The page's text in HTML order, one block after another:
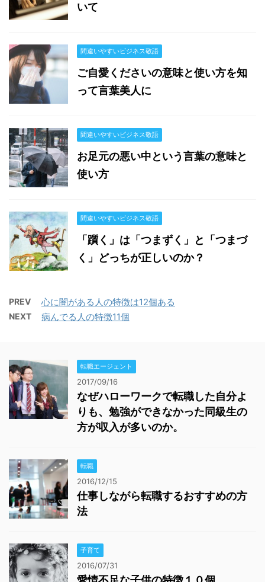
いて
間違いやすいビジネス敬語
ご自愛くださいの意味と使い方を知
って言葉美人に
間違いやすいビジネス敬語
お足元の悪い中という言葉の意味と
使い方
間違いやすいビジネス敬語
「躓く」は「つまずく」と「つまづ
く」どっちが正しいのか？
PREV 心に闇がある人の特徴は12個ある
NEXT 病んでる人の特徴11個
転職エージェント
2017/09/16
なぜハローワークで転職した自分よ
りも、勉強ができなかった同級生の
方が収入が多いのか。
転職
2016/12/15
仕事しながら転職するおすすめの方
法
子育て
2016/07/31